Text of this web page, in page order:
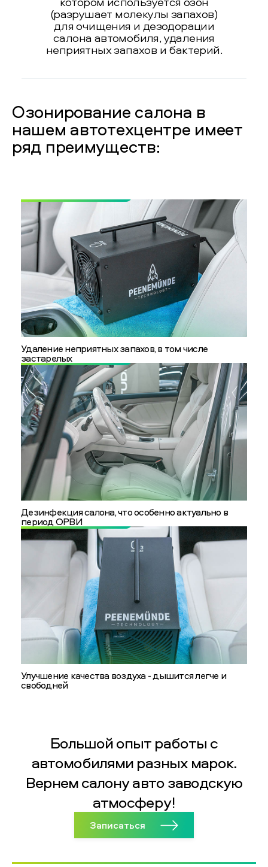
(разрушает молекулы запахов)
для очищения и дезодорации
салона автомобиля, удаления
неприятных запахов и бактерий.
Озонирование салона в
нашем автотехцентре имеет
ряд преимуществ:
Удаление неприятных запахов, в том числе
застарелых
Дезинфекция салона, что особенно актуально в
период ОРВИ
Улучшение качества воздуха - дышится легче и
свободней
Большой опыт работы с
автомобилями разных марок.
Вернем салону авто заводскую
атмосферу!
Записаться